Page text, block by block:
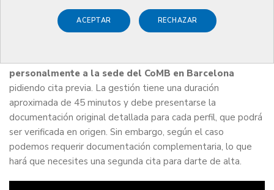
ACEPTAR RECHAZAR
La colegiación es untrámite obligatorioy necesario para
ejercer la profesión.
personalmente a la sede del CoMB en Barcelona
pidiendo cita previa. La gestión tiene una duración
aproximada de 45 minutos y debe presentarse la
documentación original detallada para cada perfil, que podrá
ser verificada en origen. Sin embargo, según el caso
podemos requerir documentación complementaria, lo que
hará que necesites una segunda cita para darte de alta.